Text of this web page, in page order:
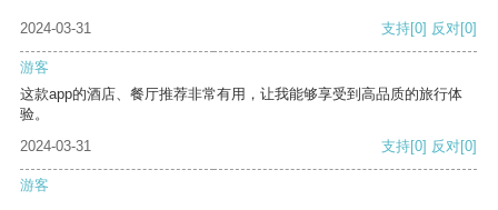
2024-03-31 支持[0] 反对[0]
游客
这款app的酒店、餐厅推荐非常有用，让我能够享受到高品质的旅行体
验。
2024-03-31
支持[0] 反对[0]
游客